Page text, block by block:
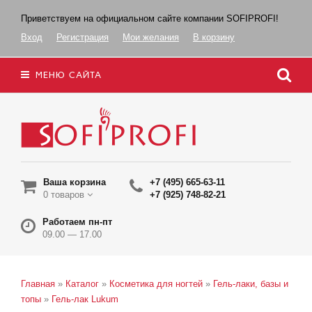
Приветствуем на официальном сайте компании SOFIPROFI!
Вход
Регистрация Мои желания В корзину
МЕНЮ САЙТА
Ваша корзина
0 товаров
+7 (495) 665-63-11
+7 (925) 748-82-21
Работаем пн-пт
09.00 — 17.00
Главная » Каталог » Косметика для ногтей » Гель-лаки, базы и
топы » Гель-лак Lukum